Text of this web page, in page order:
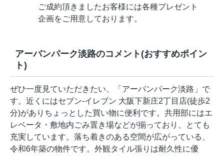
ご成約頂きましたお客様には各種プレゼント
企画をご用意しております。
アーバンパーク淡路のコメント(おすすめポイン
ト)
ぜひ一度見ていただきたい、「アーバンパーク淡路」で
す。近くにはセブン-イレブン 大阪下新庄2丁目店(徒歩2
分)がありちょっとした買い物に便利です。共用部にはエ
レベータ・敷地内ごみ置き場などが揃っており、とても
充実しています。落ち着きのある空間が広がっている、
令和6年築の物件です。外観タイル張りは耐久性に優